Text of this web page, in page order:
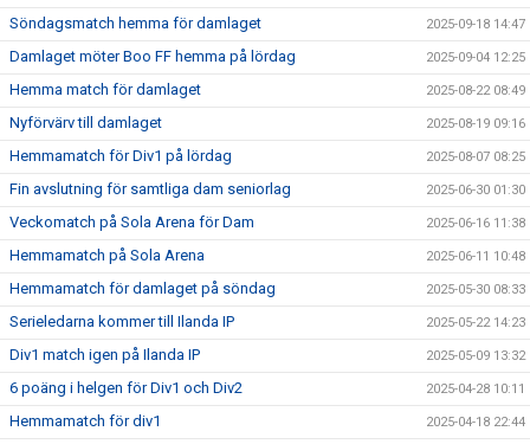
Söndagsmatch hemma för damlaget 2025-09-18 14:47
Damlaget möter Boo FF hemma på lördag 2025-09-04 12:25
Hemma match för damlaget 2025-08-22 08:49
Nyförvärv till damlaget 2025-08-19 09:16
Hemmamatch för Div1 på lördag 2025-08-07 08:25
Fin avslutning för samtliga dam seniorlag 2025-06-30 01:30
Veckomatch på Sola Arena för Dam 2025-06-16 11:38
Hemmamatch på Sola Arena 2025-06-11 10:48
Hemmamatch för damlaget på söndag 2025-05-30 08:33
Serieledarna kommer till Ilanda IP 2025-05-22 14:23
Div1 match igen på Ilanda IP 2025-05-09 13:32
6 poäng i helgen för Div1 och Div2 2025-04-28 10:11
Hemmamatch för div1 2025-04-18 22:44